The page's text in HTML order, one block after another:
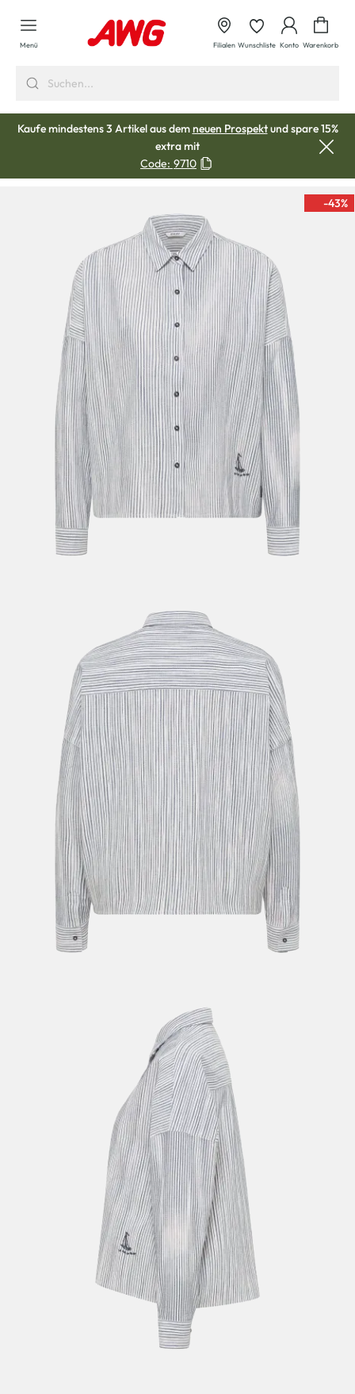
springen
Menü Filialen Wunschliste Konto Warenkorb
Kaufe mindestens 3 Artikel aus demneuen Prospektund spare 15%
extra mit
Code: 9710
-43%